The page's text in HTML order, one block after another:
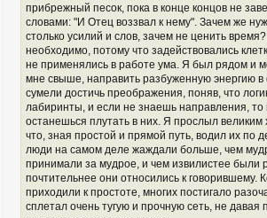
прибрежный песок, пока в конце концов не
словами: "И Отец воззвал к нему". Зачем же
столько усилий и слов, зачем не ценить
необходимо, потому что задействовались
не применялись в работе ума. Я был рядом и
мне свыше, направить разбуженную энергию в
сумели достичь преображения, поняв, что
лабиринты, и если не знаешь направления, то
останешься плутать в них. Я прослыл великим
что, зная простой и прямой путь, водил их по
люди на самом деле жаждали больше, чем
принимали за мудрое, и чем извилистее были
почтительнее они относились к говорившему.
приходили к простоте, многих постигало
сплетал очень тугую и прочную сеть, не давая